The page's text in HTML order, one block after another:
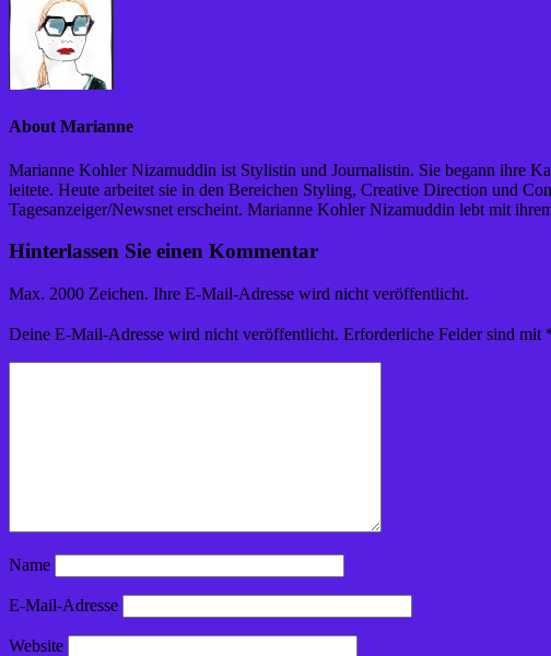
About Marianne
Marianne Kohler Nizamuddin ist Stylistin und Journalistin. Sie begann ihre
leitete. Heute arbeitet sie in den Bereichen Styling, Creative Direction und
Tagesanzeiger/Newsnet erscheint. Marianne Kohler Nizamuddin lebt mit
Hinterlassen Sie einen Kommentar
Max. 2000 Zeichen. Ihre E-Mail-Adresse wird nicht veröffentlicht.
Deine E-Mail-Adresse wird nicht veröffentlicht. Erforderliche Felder sind mit
Name
E-Mail-Adresse
Website